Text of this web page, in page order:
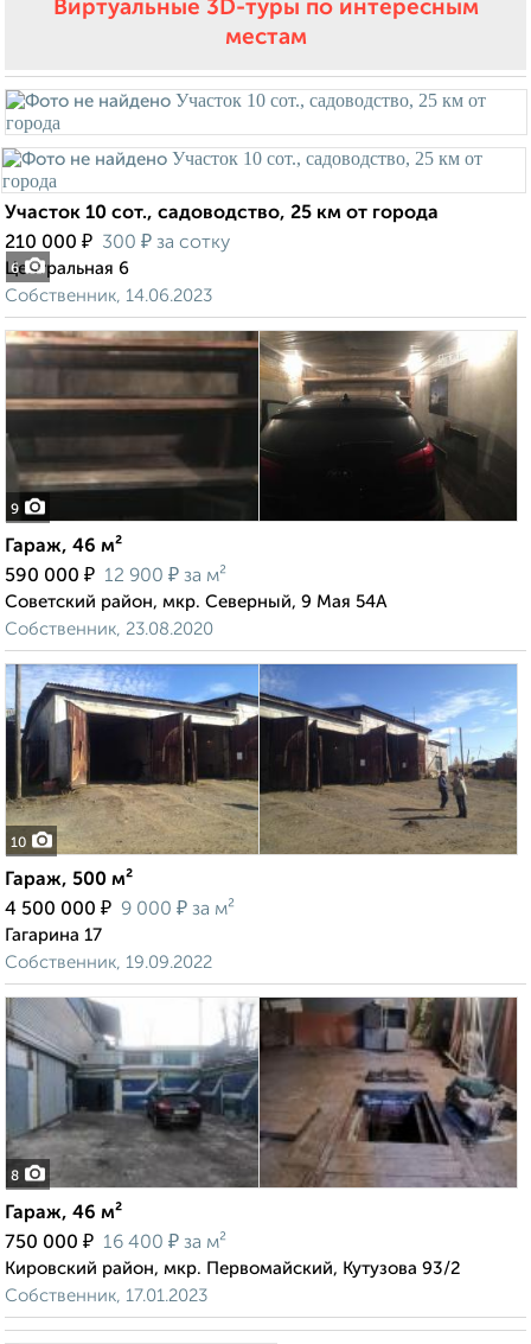
Виртуальные 3D-туры по интересным
местам
6
Участок 10 сот., садоводство, 25 км от города
210 000 ₽ 300 ₽ за сотку
Центральная 6
Собственник, 14.06.2023
9
Гараж, 46 м²
590 000 ₽ 12 900 ₽ за м²
Советский район, мкр. Северный, 9 Мая 54А
Собственник, 23.08.2020
10
Гараж, 500 м²
4 500 000 ₽ 9 000 ₽ за м²
Гагарина 17
Собственник, 19.09.2022
8
Гараж, 46 м²
750 000 ₽ 16 400 ₽ за м²
Кировский район, мкр. Первомайский, Кутузова 93/2
Собственник, 17.01.2023